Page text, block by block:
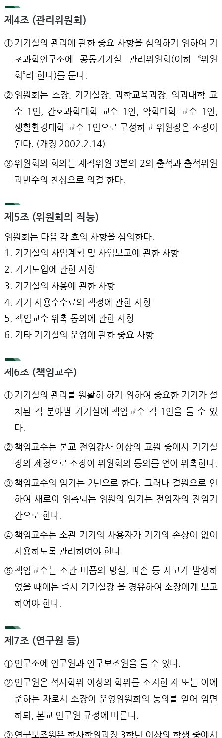
제4조 (관리위원회)
ⓛ 기기실의 관리에 관한 중요 사항을 심의하기 위하여 기
초과학연구소에 공동기기실 관리위원회(이하 “위원
회”라 한다)를 둔다.
②위원회는 소장, 기기실장, 과학교육과장, 의과대학 교
수 1인, 간호과학대학 교수 1인, 약학대학 교수 1인,
생활환경대학 교수 1인으로 구성하고 위원장은 소장이
된다. (개정 2002.2.14)
③위원회의 회의는 재적위원 3분의 2의 출석과 출석위원
과반수의 찬성으로 의결 한다.
제5조 (위원회의 직능)
위원회는 다음 각 호의 사항을 심의한다.
1. 기기실의 사업계획 및 사업보고에 관한 사항
2. 기기도입에 관한 사항
3. 기기실의 사용에 관한 사항
4. 기기 사용수수료의 책정에 관한 사항
5. 책임교수 위촉 동의에 관한 사항
6. 기타 기기실의 운영에 관한 중요 사항
제6조 (책임교수)
ⓛ 기기실의 관리를 원활히 하기 위하여 중요한 기기가 설
치된 각 분야별 기기실에 책임교수 각 1인을 둘 수 있
다.
② 책임교수는 본교 전임강사 이상의 교원 중에서 기기실
장의 제청으로 소장이 위원회의 동의를 얻어 위촉한다.
③ 책임교수의 임기는 2년으로 한다. 그러나 결원으로 인
하여 새로이 위촉되는 위원의 임기는 전임자의 잔임기
간으로 한다.
④ 책임교수는 소관 기기의 사용자가 기기의 손상이 없이
사용하도록 관리하여야 한다.
⑤ 책임교수는 소관 비품의 망실, 파손 등 사고가 발생하
였을 때에는 즉시 기기실장 을 경유하여 소장에게 보고
하여야 한다.
제7조 (연구원 등)
ⓛ 연구소에 연구원과 연구보조원을 둘 수 있다.
② 연구원은 석사학위 이상의 학위를 소지한 자 또는 이에
준하는 자로서 소장이 운영위원회의 동의를 얻어 임면
하되, 본교 연구원 규정에 따른다.
③ 연구보조원은 학사학위과정 3학년 이상의 학생 중에서